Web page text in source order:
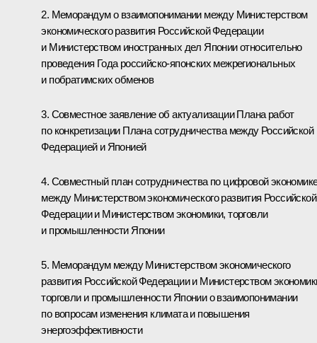
2. Меморандум о взаимопонимании между Министерством
экономического развития Российской Федерации
и Министерством иностранных дел Японии относительно
проведения Года российско-японских межрегиональных
и побратимских обменов
3. Совместное заявление об актуализации Плана работ
по конкретизации Плана сотрудничества между Российской
Федерацией и Японией
4. Совместный план сотрудничества по цифровой
между Министерством экономического развития Российской
Федерации и Министерством экономики, торговли
и промышленности Японии
5. Меморандум между Министерством экономического
развития Российской Федерации и Министерством
торговли и промышленности Японии о взаимопонимании
по вопросам изменения климата и повышения
энергоэффективности